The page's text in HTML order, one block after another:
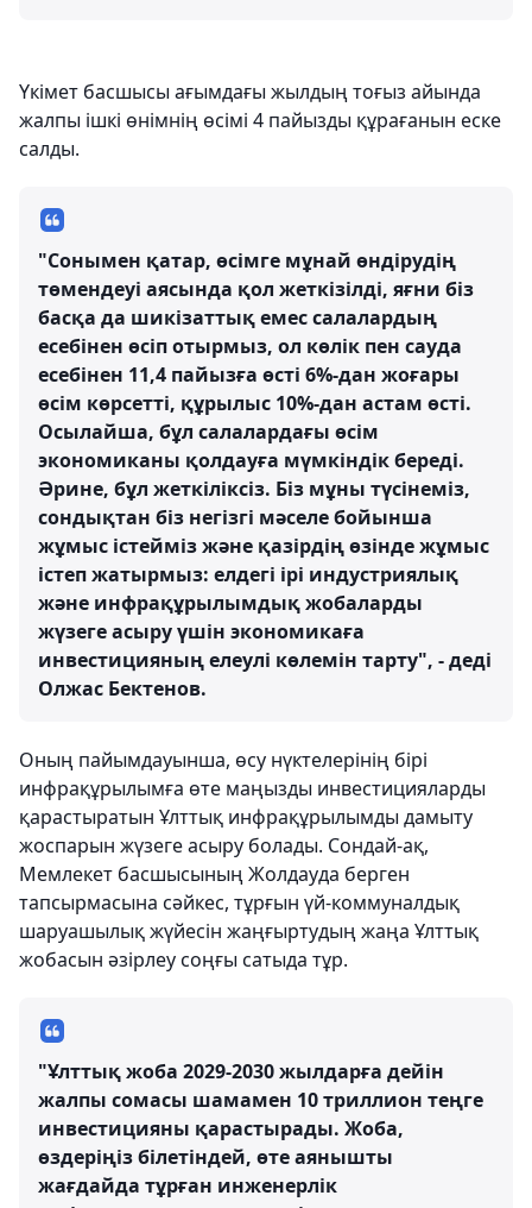
Үкімет басшысы ағымдағы жылдың тоғыз айында
жалпы ішкі өнімнің өсімі 4 пайызды құрағанын еске
салды.
"Сонымен қатар, өсімге мұнай өндірудің
төмендеуі аясында қол жеткізілді, яғни біз
басқа да шикізаттық емес салалардың
есебінен өсіп отырмыз, ол көлік пен сауда
есебінен 11,4 пайызға өсті 6%-дан жоғары
өсім көрсетті, құрылыс 10%-дан астам өсті.
Осылайша, бұл салалардағы өсім
экономиканы қолдауға мүмкіндік береді.
Әрине, бұл жеткіліксіз. Біз мұны түсінеміз,
сондықтан біз негізгі мәселе бойынша
жұмыс істейміз және қазірдің өзінде жұмыс
істеп жатырмыз: елдегі ірі индустриялық
және инфрақұрылымдық жобаларды
жүзеге асыру үшін экономикаға
инвестицияның елеулі көлемін тарту", ​​- деді
Олжас Бектенов.
Оның пайымдауынша, өсу нүктелерінің бірі
инфрақұрылымға өте маңызды инвестицияларды
қарастыратын Ұлттық инфрақұрылымды дамыту
жоспарын жүзеге асыру болады. Сондай-ақ,
Мемлекет басшысының Жолдауда берген
тапсырмасына сәйкес, тұрғын үй-коммуналдық
шаруашылық жүйесін жаңғыртудың жаңа Ұлттық
жобасын әзірлеу соңғы сатыда тұр.
"Ұлттық жоба 2029-2030 жылдарға дейін
жалпы сомасы шамамен 10 триллион теңге
инвестицияны қарастырады. Жоба,
өздеріңіз білетіндей, өте аянышты
жағдайда тұрған инженерлік